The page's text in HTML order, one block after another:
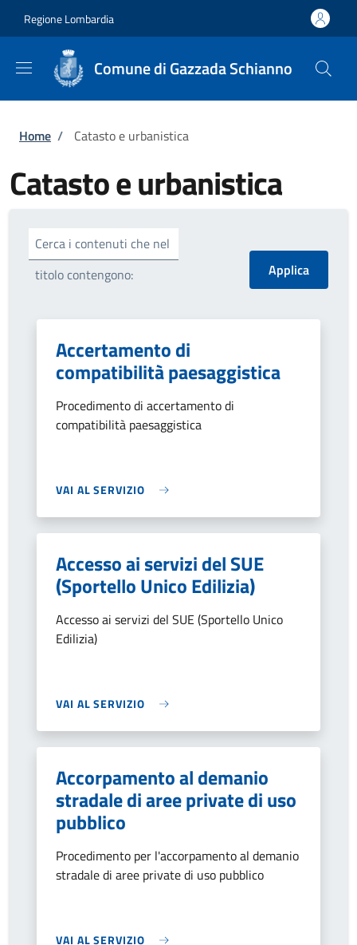
Regione Lombardia
Comune di Gazzada Schianno
Briciole di pane
Home / Catasto e urbanistica
Catasto e urbanistica
Cerca i contenuti che nel
titolo contengono:
Accertamento di
compatibilità paesaggistica
Procedimento di accertamento di
compatibilità paesaggistica
VAI AL SERVIZIO
Accesso ai servizi del SUE
(Sportello Unico Edilizia)
Accesso ai servizi del SUE (Sportello Unico
Edilizia)
VAI AL SERVIZIO
Accorpamento al demanio
stradale di aree private di uso
pubblico
Procedimento per l'accorpamento al demanio
stradale di aree private di uso pubblico
VAI AL SERVIZIO